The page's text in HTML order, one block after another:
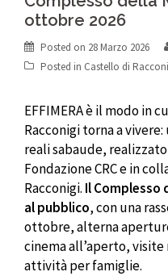
ottobre 2026
Posted on 28 Marzo 2026
Posted in Castello di
EFFIMERA è il modo in
Racconigi torna a
reali sabaude,
Fondazione CRC e in
Racconigi. Il Complesso
al pubblico, con una
ottobre, alterna
cinema all’aperto,
attività per famiglie.